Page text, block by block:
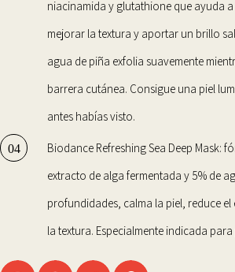
niacinamida y glutathione que ayuda
mejorar la textura y aportar un brillo
agua de piña exfolia suavemente
barrera cutánea. Consigue una piel
antes habías visto.
Biodance Refreshing Sea Deep Mask:
extracto de alga fermentada y 5% de
profundidades, calma la piel, reduce el
la textura. Especialmente indicada para